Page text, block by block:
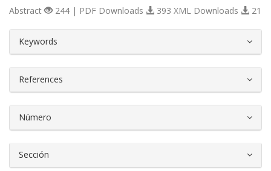
Abstract 244 | PDF Downloads 393 XML Downloads 21
Keywords
References
Número
Sección